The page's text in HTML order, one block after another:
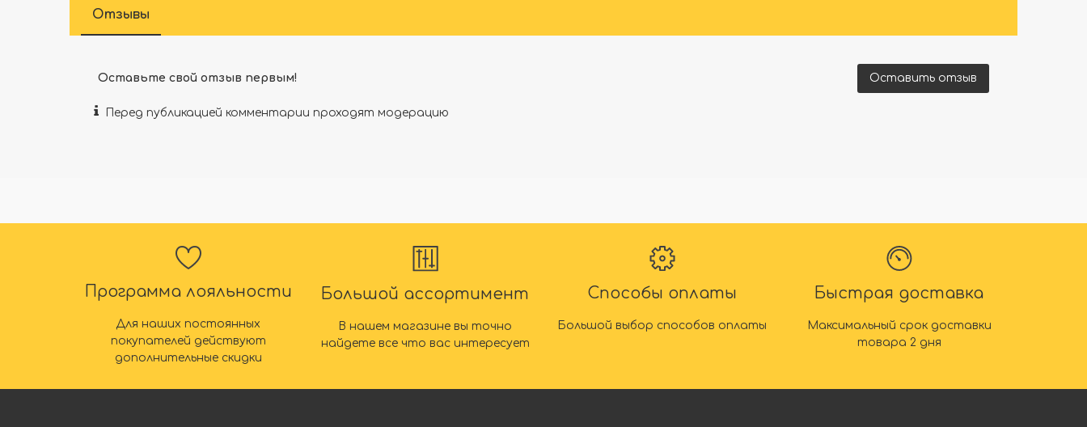
Отзывы
Оставьте свой отзыв первым! Оставить отзыв
Перед публикацией комментарии проходят модерацию
Программа лояльности
Для наших постоянных
покупателей действуют
дополнительные скидки
Большой ассортимент
В нашем магазине вы точно
найдете все что вас интересует
Способы оплаты
Большой выбор способов оплаты
Быстрая доставка
Максимальный срок доставки
товара 2 дня